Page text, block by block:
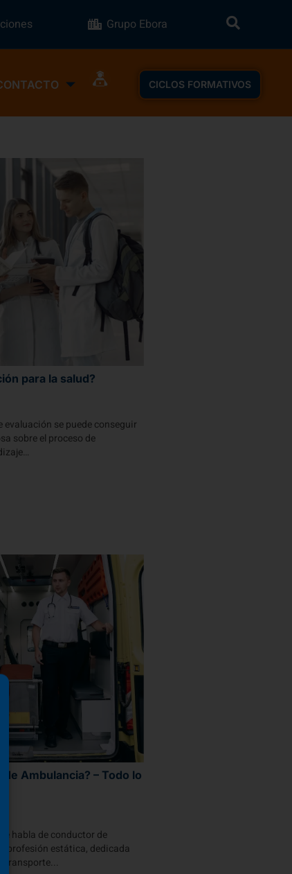
Grupo Ebora
CICLOS FORMATIVOS
para la salud?
evaluación se puede conseguir
sobre el proceso de
Ambulancia? – Todo lo
habla de conductor de
profesión estática, dedicada
transporte...